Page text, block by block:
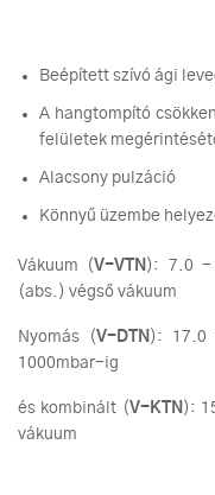
Beépített szívó ági
A hangtompító
felületek
Alacsony pulzáció
Könnyű üzembe
Vákuum (V-VTN ): 7.0 -
(abs.) végső vákuum
Nyomás (V-DTN ): 17.0
1000mbar-ig
és kombinált (V-KTN ):
vákuum